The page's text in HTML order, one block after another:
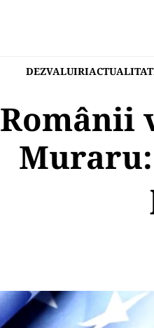
DEZVALUIRI
Românii